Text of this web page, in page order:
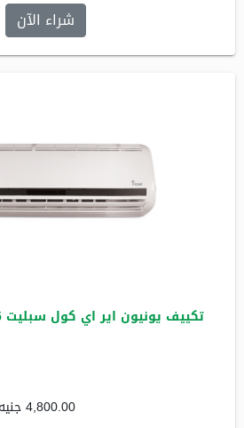
شراء الآن
تكييف يونيون اير اي كول سبليت 1.5 حصان بارد فقط
4,800.00 جنيه